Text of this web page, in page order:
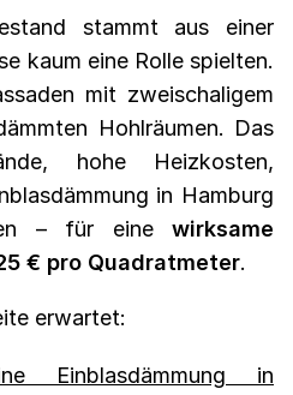
stammt aus einer
kaum eine Rolle spielten.
mit zweischaligem
Hohlräumen. Das
hohe Heizkosten,
in Hamburg
– für eine wirksame
€ pro Quadratmeter.
erwartet:
Einblasdämmung in